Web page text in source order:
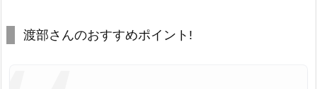
渡部さんのおすすめポイント!